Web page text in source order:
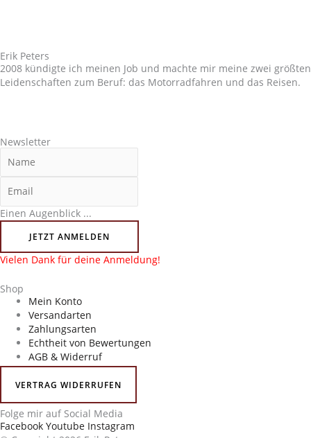
Erik Peters
2008 kündigte ich meinen Job und machte mir meine zwei größten
Leidenschaften zum Beruf: das Motorradfahren und das Reisen.
Newsletter
Einen Augenblick ...
JETZT ANMELDEN
Vielen Dank für deine Anmeldung!
Shop
Mein Konto
Versandarten
Zahlungsarten
Echtheit von Bewertungen
AGB & Widerruf
VERTRAG WIDERRUFEN
Folge mir auf Social Media
Facebook Youtube Instagram